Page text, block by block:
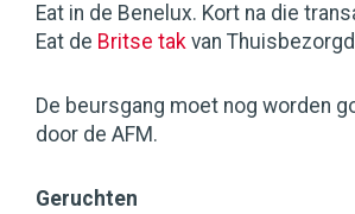
Eat in de Benelux. Kort na die
Eat de Britse tak van
De beursgang moet nog worden
door de AFM.
Geruchten